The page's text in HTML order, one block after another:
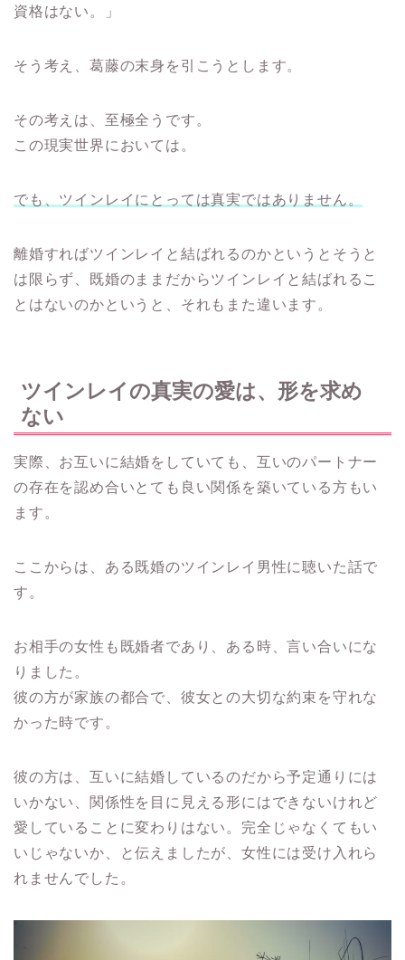
資格はない。」
そう考え、葛藤の末身を引こうとします。
その考えは、至極全うです。
この現実世界においては。
でも、ツインレイにとっては真実ではありません。
離婚すればツインレイと結ばれるのかというとそうと
は限らず、既婚のままだからツインレイと結ばれるこ
とはないのかというと、それもまた違います。
ツインレイの真実の愛は、形を求め
ない
実際、お互いに結婚をしていても、互いのパートナー
の存在を認め合いとても良い関係を築いている方もい
ます。
ここからは、ある既婚のツインレイ男性に聴いた話で
す。
お相手の女性も既婚者であり、ある時、言い合いにな
りました。
彼の方が家族の都合で、彼女との大切な約束を守れな
かった時です。
彼の方は、互いに結婚しているのだから予定通りには
いかない、関係性を目に見える形にはできないけれど
愛していることに変わりはない。完全じゃなくてもい
いじゃないか、と伝えましたが、女性には受け入れら
れませんでした。